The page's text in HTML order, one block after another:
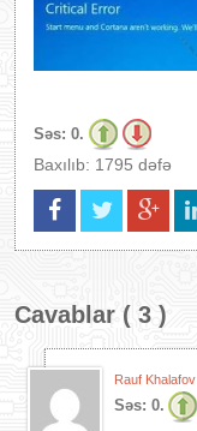
Səs: 0.
Baxılıb: 1795 dəfə
Cavablar ( 3 )
Rauf Khalafov
Səs: 0.